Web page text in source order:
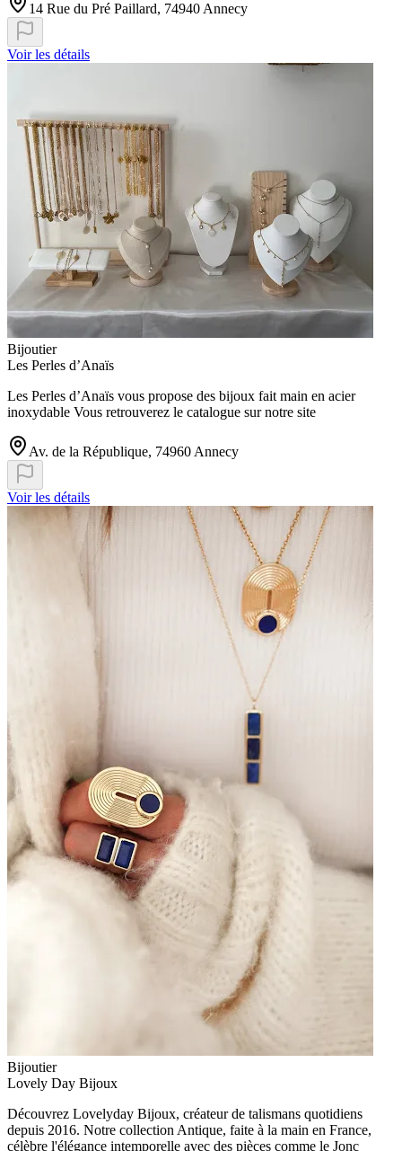
14 Rue du Pré Paillard, 74940 Annecy
Voir les détails
Bijoutier
Les Perles d’Anaïs
Les Perles d’Anaïs vous propose des bijoux fait main en acier
inoxydable Vous retrouverez le catalogue sur notre site
Av. de la République, 74960 Annecy
Voir les détails
Bijoutier
Lovely Day Bijoux
Découvrez Lovelyday Bijoux, créateur de talismans quotidiens
depuis 2016. Notre collection Antique, faite à la main en France,
célèbre l'élégance intemporelle avec des pièces comme le Jonc